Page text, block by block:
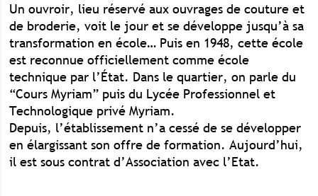
Un ouvroir, lieu réservé aux ouvrages de couture et
de broderie, voit le jour et se développe jusqu’à sa
transformation en école… Puis en 1948, cette école
est reconnue officiellement comme école
technique par l’État. Dans le quartier, on parle du
“Cours Myriam” puis du Lycée Professionnel et
Technologique privé Myriam.
Depuis, l’établissement n’a cessé de se développer
en élargissant son offre de formation. Aujourd’hui,
il est sous contrat d’Association avec l’Etat.